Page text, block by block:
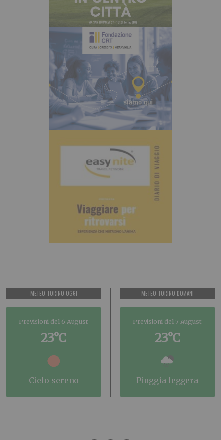
METEO TORINO OGGI
Previsioni del 6 August
23°C
cielo sereno
METEO TORINO DOMANI
Previsioni del 7 August
23°C
pioggia leggera